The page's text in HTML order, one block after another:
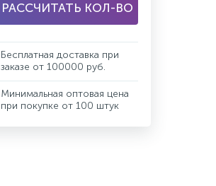
РАССЧИТАТЬ КОЛ-ВО
Бесплатная доставка при
заказе от 100000 руб.
Минимальная оптовая цена
при покупке от 100 штук